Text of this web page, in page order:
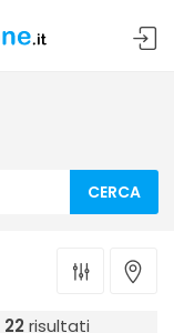
CERCA
22risultati